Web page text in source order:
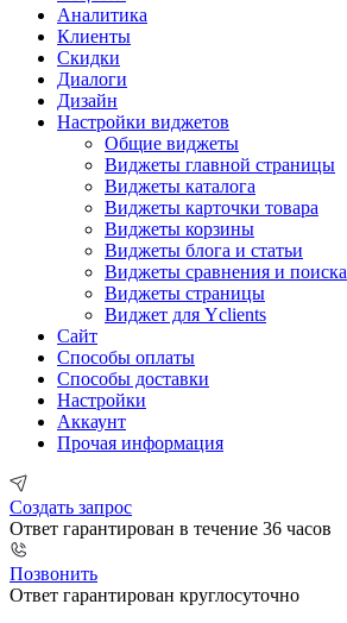
Аналитика
Клиенты
Скидки
Диалоги
Дизайн
Настройки виджетов
Общие виджеты
Виджеты главной страницы
Виджеты каталога
Виджеты карточки товара
Виджеты корзины
Виджеты блога и статьи
Виджеты сравнения и поиска
Виджеты страницы
Виджет для Yclients
Сайт
Способы оплаты
Способы доставки
Настройки
Аккаунт
Прочая информация
Создать запрос
Ответ гарантирован в течение 36 часов
Позвонить
Ответ гарантирован круглосуточно